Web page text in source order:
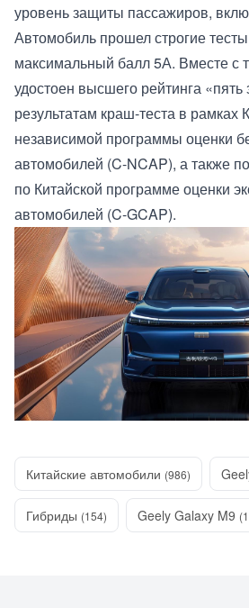
уровень защиты пассажиров,
Автомобиль прошел строгие
максимальный балл 5А. Вместе с
удостоен высшего рейтинга
результатам краш-теста в рамках
независимой программы оценки
автомобилей (C-NCAP), а также
по Китайской программе оценки
автомобилей (C-GCAP).
Китайские автомобили (986)
Гибриды (154) Geely Galaxy M9